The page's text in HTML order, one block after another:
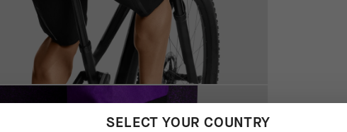
SELECT YOUR COUNTRY